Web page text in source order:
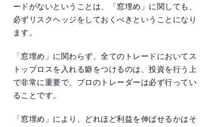
ードがないということは、「窓埋め」に関しても、
必ずリスクヘッジをしておくべきということになり
ます。
「窓埋め」に関わらず、全てのトレードにおいてス
トップロスを入れる癖をつけるのは、投資を行う上
で非常に重要で、プロのトレーダーは必ず行ってい
ることです。
「窓埋め」により、どれほど利益を伸ばせるかはそ